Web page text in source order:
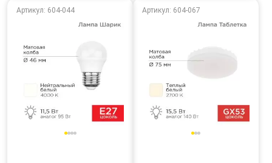
Артикул: 604-044 Артикул: 604-067